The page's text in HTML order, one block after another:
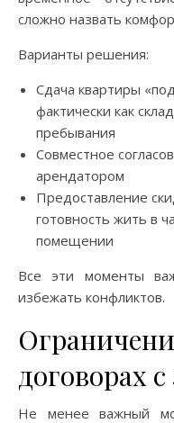
сложно назвать
Варианты решения:
Сдача квартиры
фактически как
пребывания
Совместное
арендатором
Предоставление
готовность жить в
помещении
Все эти моменты
избежать конфликтов.
договорах
Не менее важный